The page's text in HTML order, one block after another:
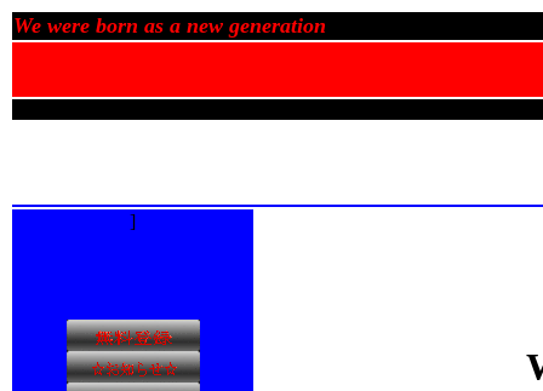
We were born as a new generation
]